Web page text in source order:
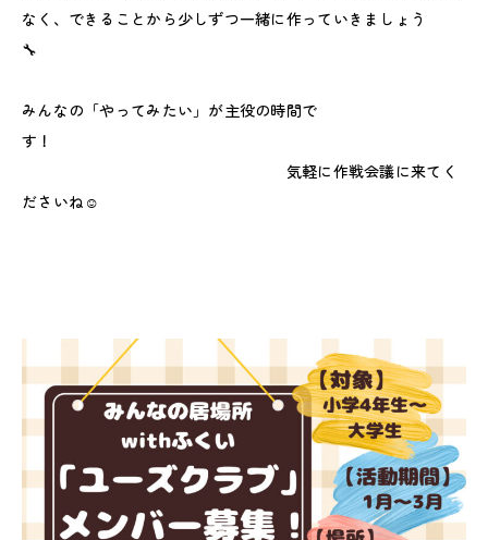
なく、できることから少しずつ一緒に作っていきましょう
🔧
みんなの「やってみたい」が主役の時間で
す！
気軽に作戦会議に来てく
ださいね☺